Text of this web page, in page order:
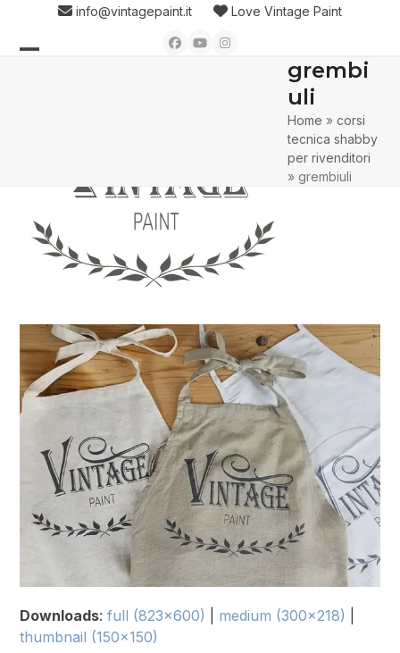
content
info@vintagepaint.it Love Vintage Paint
Facebook
YouTubeInstagram
grembi
uli
Home »corsi
tecnica shabby
per rivenditori
» grembiuli
Downloads:full (823x600) medium (300x218)
thumbnail (150x150)